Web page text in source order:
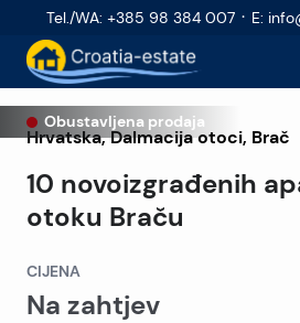
Tel./WA: +385 98 384 007 · E:
Obustavljena prodaja
Hrvatska,Dalmacija otoci, Brač
10 novoizgrađenih
otoku Braču
CIJENA
Na zahtjev